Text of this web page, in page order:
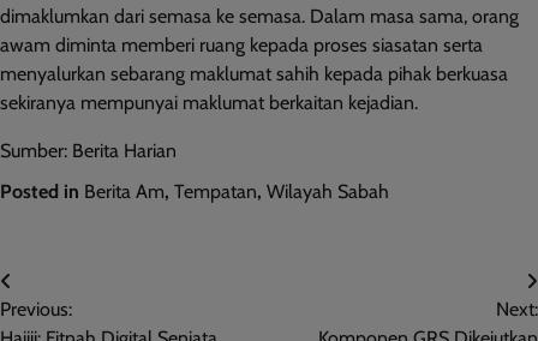
dimaklumkan dari semasa ke semasa. Dalam masa sama, orang
awam diminta memberi ruang kepada proses siasatan serta
menyalurkan sebarang maklumat sahih kepada pihak berkuasa
sekiranya mempunyai maklumat berkaitan kejadian.
Sumber: Berita Harian
Posted in Berita Am, Tempatan, Wilayah Sabah
Post
navigation
Previous:
Next: